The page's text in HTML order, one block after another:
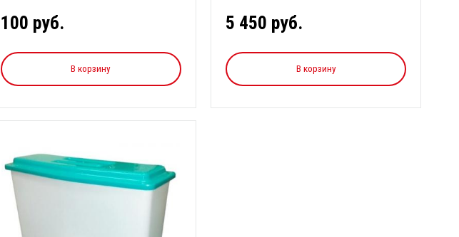
100 руб.
В корзину
5 450 руб.
В корзину